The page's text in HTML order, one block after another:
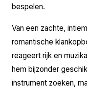
bespelen.
Van een zachte,
romantische
reageert rijk en
hem bijzonder
instrument zoeken,